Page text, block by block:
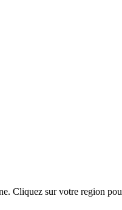
Cliquez sur votre region